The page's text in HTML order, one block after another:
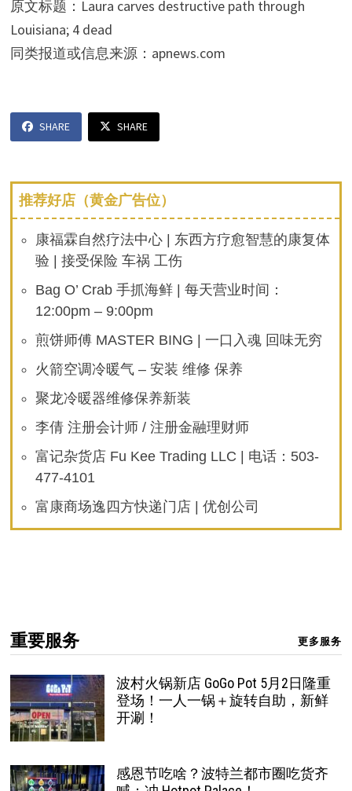
原文标题：Laura carves destructive path through
Louisiana; 4 dead
同类报道或信息来源：apnews.com
SHARE SHARE
推荐好店（黄金广告位）
康福霖自然疗法中心 | 东西方疗愈智慧的康复体
验 | 接受保险 车祸 工伤
Bag O’ Crab 手抓海鲜 | 每天营业时间：
12:00pm – 9:00pm
煎饼师傅 MASTER BING | 一口入魂 回味无穷
火箭空调冷暖气 – 安装 维修 保养
聚龙冷暖器维修保养新装
李倩 注册会计师 / 注册金融理财师
富记杂货店 Fu Kee Trading LLC | 电话：503-
477-4101
富康商场逸四方快递门店 | 优创公司
重要服务 更多服务
波村火锅新店 GoGo Pot 5月2日隆重
登场！一人一锅＋旋转自助，新鲜
开涮！
感恩节吃啥？波特兰都市圈吃货齐